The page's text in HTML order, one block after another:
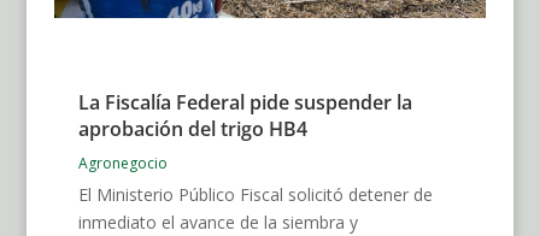
La Fiscalía Federal pide suspender la
aprobación del trigo HB4
Agronegocio
El Ministerio Público Fiscal solicitó detener de
inmediato el avance de la siembra y